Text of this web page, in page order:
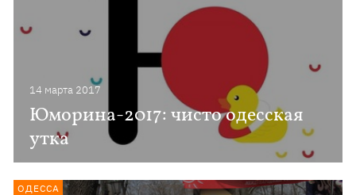
14 марта 2017
Юморина-2017: чисто одесская
утка
ОДЕССА